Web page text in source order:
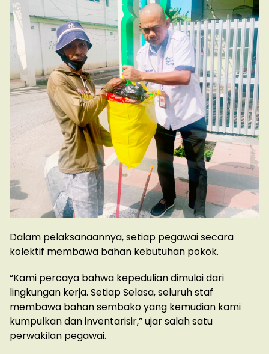
Dalam pelaksanaannya, setiap pegawai secara
kolektif membawa bahan kebutuhan pokok.
“Kami percaya bahwa kepedulian dimulai dari
lingkungan kerja. Setiap Selasa, seluruh staf
membawa bahan sembako yang kemudian kami
kumpulkan dan inventarisir,” ujar salah satu
perwakilan pegawai.